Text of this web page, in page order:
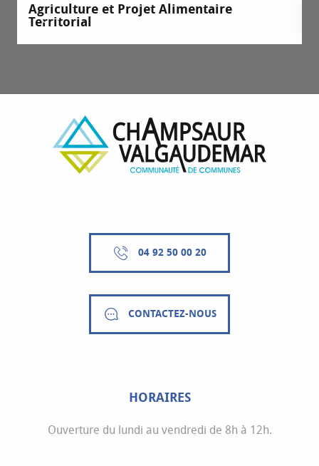
Agriculture et Projet Alimentaire
Territorial
04 92 50 00 20
CONTACTEZ-NOUS
HORAIRES
Ouverture du lundi au vendredi de 8h à 12h.